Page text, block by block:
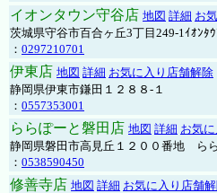
イオンタウン守谷店 地図 詳細 お
茨城県守谷市百合ヶ丘3丁目249-1ｲｵﾝﾀ
： 0297210701
伊東店 地図 詳細 お気に入り店舗解除
静岡県伊東市鎌田１２８８-１
： 0557353001
ららぽーと磐田店 地図 詳細 お気
静岡県磐田市高見丘１２００番地 ら
： 0538590450
修善寺店 地図 詳細 お気に入り店舗